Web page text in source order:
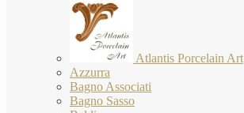
Atlantis Porcelain Art
Azzurra
Bagno Associati
Bagno Sasso